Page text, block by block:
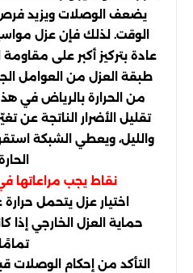
يضعف الوصلات ويزيد
الوقت. لذلك فإن عزل
عادة بتركيز أكبر على مقاومة
طبقة العزل من العوامل
من الحرارة بالرياض في
تقليل الأضرار الناتجة عن
والليل، ويعطي الشبكة
نقاط يجب مراعاتها
اختيار عزل يتحمل
حماية العزل الخارجي إذا
التأكد من إحكام الوصلات